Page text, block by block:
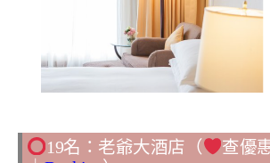
19名：老爺大酒店（ 查優